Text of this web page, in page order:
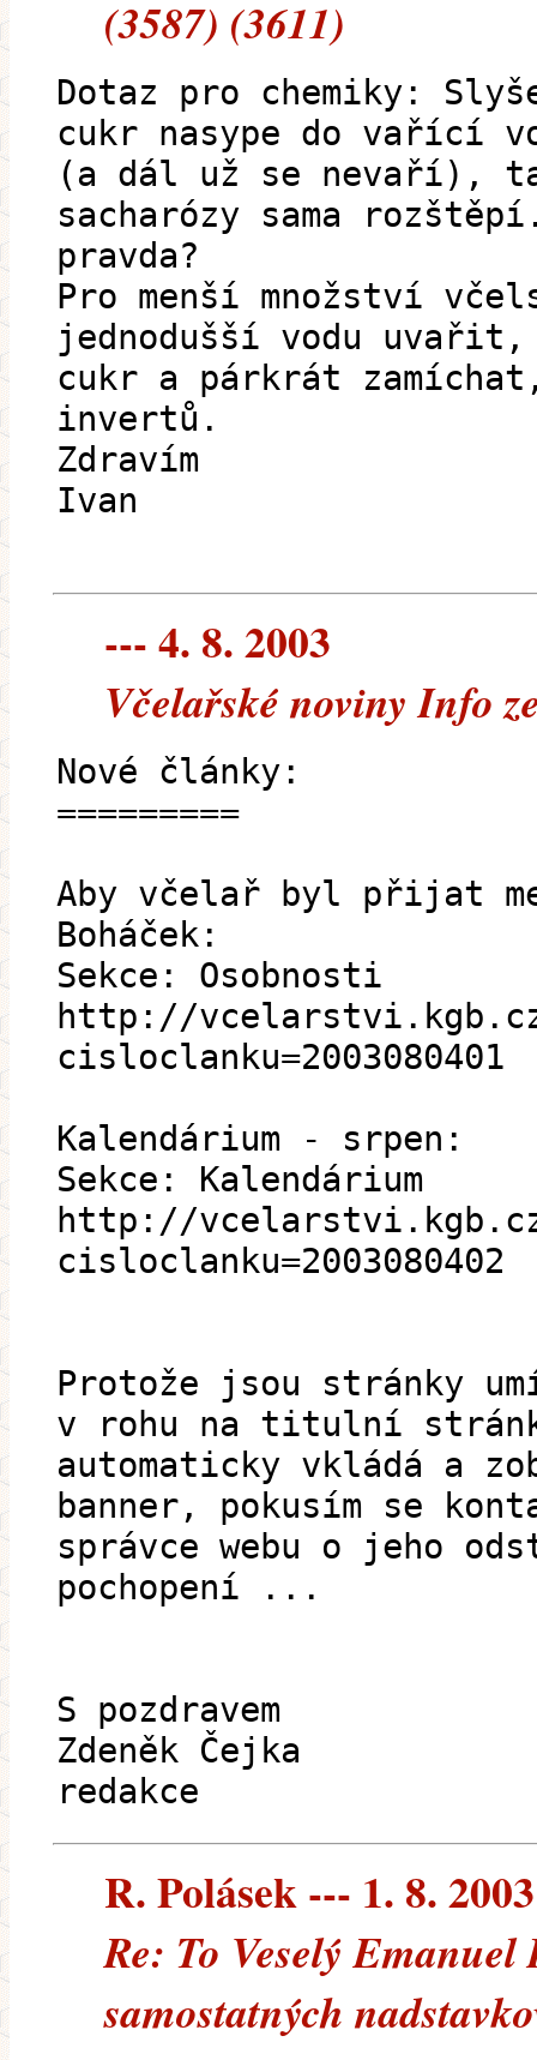
(3587) (3611)
Dotaz pro chemiky:
cukr nasype do vařící
(a dál už se nevaří),
sacharózy sama
pravda?
Pro menší množství
jednodušší vodu uvařit,
cukr a párkrát
invertů.
Zdravím
Ivan
--- 4. 8. 2003
Včelařské noviny Info
Nové články:
=========
Aby včelař byl přijat
Boháček:
Sekce: Osobnosti
http://
cisloclanku=2003080401
Kalendárium - srpen:
Sekce: Kalendárium
http://
cisloclanku=2003080402
Protože jsou stránky
v rohu na titulní
automaticky vkládá a
banner, pokusím se
správce webu o jeho
pochopení ...
S pozdravem
Zdeněk Čejka
redakce
R. Polásek --- 1. 8. 2003
Re: To Veselý
samostatných